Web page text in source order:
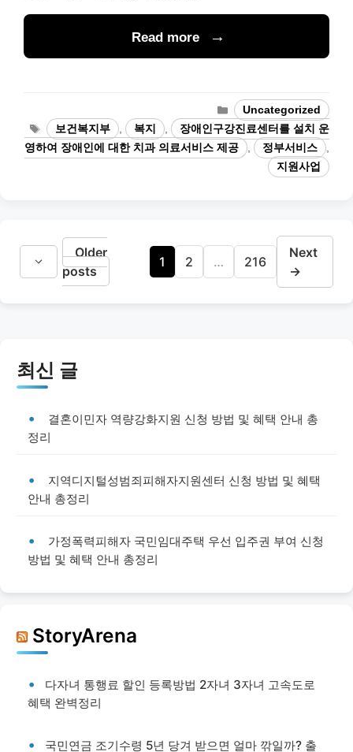
Read more
Categories
Uncategorized
Tags보건복지부 , 복지 ,
장애인구강진료센터를 설치 운
영하여 장애인에 대한 치과 의료서비스 제공
, 정부서비스
,
지원사업
Older
posts
Page
1 Page
2 … Page
216
Next
→
최신 글
결혼이민자 역량강화지원 신청 방법 및 혜택 안내 총
정리
지역디지털성범죄피해자지원센터 신청 방법 및 혜택
안내 총정리
가정폭력피해자 국민임대주택 우선 입주권 부여 신청
방법 및 혜택 안내 총정리
StoryArena
다자녀 통행료 할인 등록방법 2자녀 3자녀 고속도로
혜택 완벽정리
국민연금 조기수령 5년 당겨 받으면 얼마 깎일까? 출